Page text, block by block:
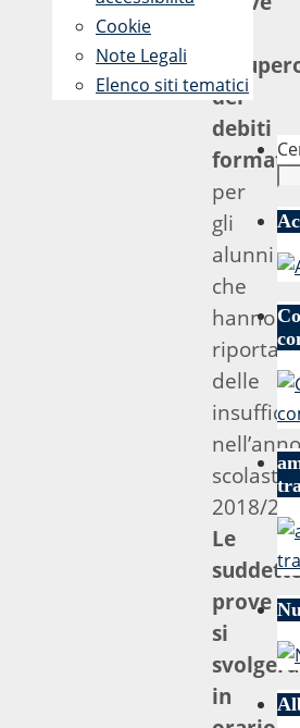
dei
debiti
per
gli
alunni
che
hanno
riportato
delle
nell’anno
2018/
Le
prove
si
in
Cookie
Note Legali
Elenco siti tematici